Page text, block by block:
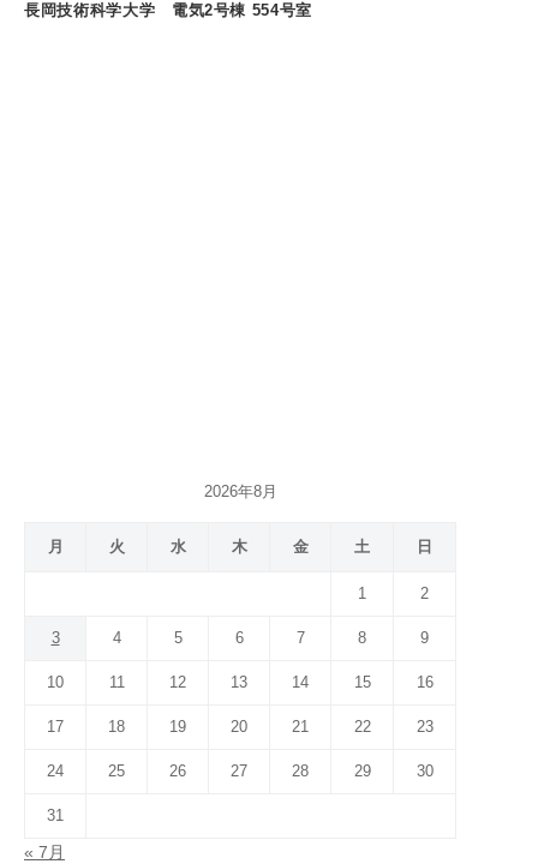
ブ
長岡技術科学大学 電気2号棟 554号室
2026年8月
月 火 水 木 金 土 日
1 2
3 4 5 6 7 8 9
10 11 12 13 14 15 16
17 18 19 20 21 22 23
24 25 26 27 28 29 30
31
« 7月